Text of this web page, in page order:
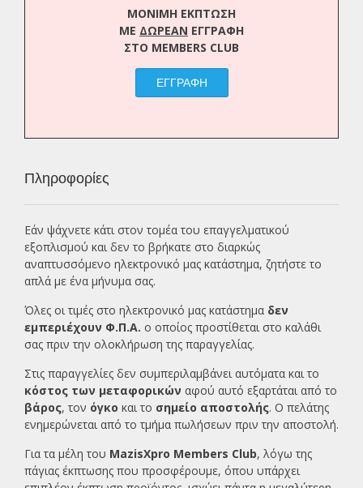
ΜΟΝΙΜΗ ΕΚΠΤΩΣΗ
ΜΕ ΔΩΡΕΑΝ ΕΓΓΡΑΦΗ
ΣΤΟ MEMBERS CLUB
ΕΓΓΡΑΦΗ
Πληροφορίες
Εάν ψάχνετε κάτι στον τομέα του επαγγελματικού
εξοπλισμού και δεν το βρήκατε στο διαρκώς
αναπτυσσόμενο ηλεκτρονικό μας κατάστημα, ζητήστε το
απλά με ένα μήνυμα σας.
Όλες οι τιμές στο ηλεκτρονικό μας κατάστημα δεν
εμπεριέχουν Φ.Π.Α. ο οποίος προστίθεται στο καλάθι
σας πριν την ολοκλήρωση της παραγγελίας.
Στις παραγγελίες δεν συμπεριλαμβάνει αυτόματα και το
κόστος των μεταφορικών αφού αυτό εξαρτάται από το
βάρος, τον όγκο και το σημείο αποστολής. Ο πελάτης
ενημερώνεται από το τμήμα πωλήσεων πριν την αποστολή.
Για τα μέλη του MazisXpro Members Club, λόγω της
πάγιας έκπτωσης που προσφέρουμε, όπου υπάρχει